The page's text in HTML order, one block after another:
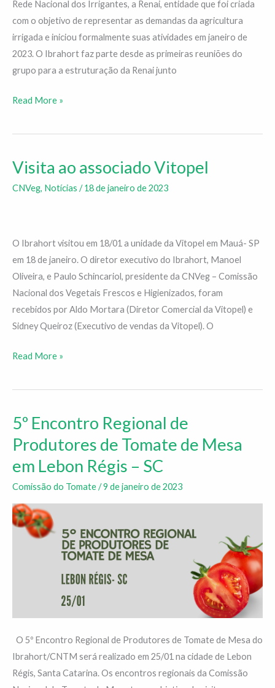
Rede Nacional dos Irrigantes, a Renai, entidade que foi criada
com o objetivo de representar as demandas da agricultura
irrigada e iniciou formalmente suas atividades em janeiro de
2023. O Ibrahort faz parte desde as primeiras reuniões do
grupo para a estruturação da Renai junto
Read More »
Visita ao associado Vitopel
CNVeg, Notícias /18 de janeiro de 2023
O Ibrahort visitou em 18/01 a unidade da Vitopel em Mauá- SP
em 18 de janeiro. O diretor executivo do Ibrahort, Manoel
Oliveira, e Paulo Schincariol, presidente da CNVeg – Comissão
Nacional dos Vegetais Frescos e Higienizados, foram
recebidos por Aldo Mortara (Diretor Comercial da Vitopel) e
Sidney Queiroz (Executivo de vendas da Vitopel). O
Visita
Read More »
5º Encontro Regional de
Produtores de Tomate de Mesa
em Lebon Régis – SC
Comissão do Tomate/9 de janeiro de 2023
O 5º Encontro Regional de Produtores de Tomate de Mesa do
Ibrahort/CNTM será realizado em 25/01 na cidade de Lebon
Régis, Santa Catarina. Os encontros regionais da Comissão
5º
Encontro
Regional
de
Produtores
de
Tomate
–
SC